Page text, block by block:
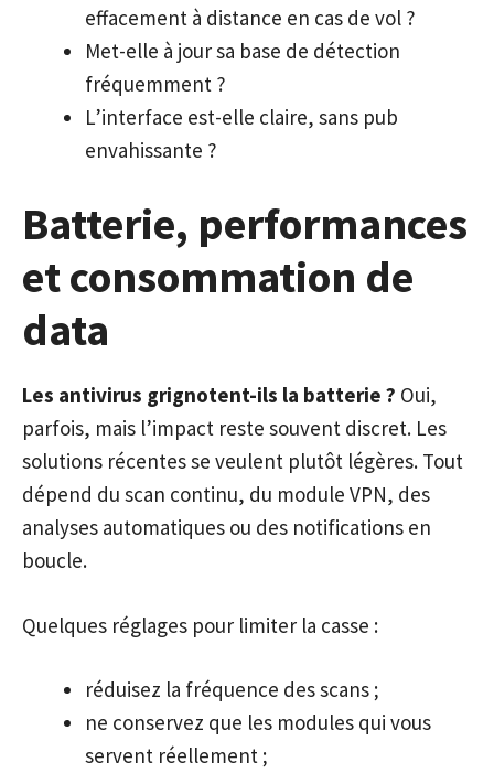
effacement à distance en cas de vol ?
Met-elle à jour sa base de détection
fréquemment ?
L’interface est-elle claire, sans pub
envahissante ?
Batterie, performances
et consommation de
data
Les antivirus grignotent-ils la batterie ? Oui,
parfois, mais l’impact reste souvent discret. Les
solutions récentes se veulent plutôt légères. Tout
dépend du scan continu, du module VPN, des
analyses automatiques ou des notifications en
boucle.
Quelques réglages pour limiter la casse :
réduisez la fréquence des scans ;
ne conservez que les modules qui vous
servent réellement ;